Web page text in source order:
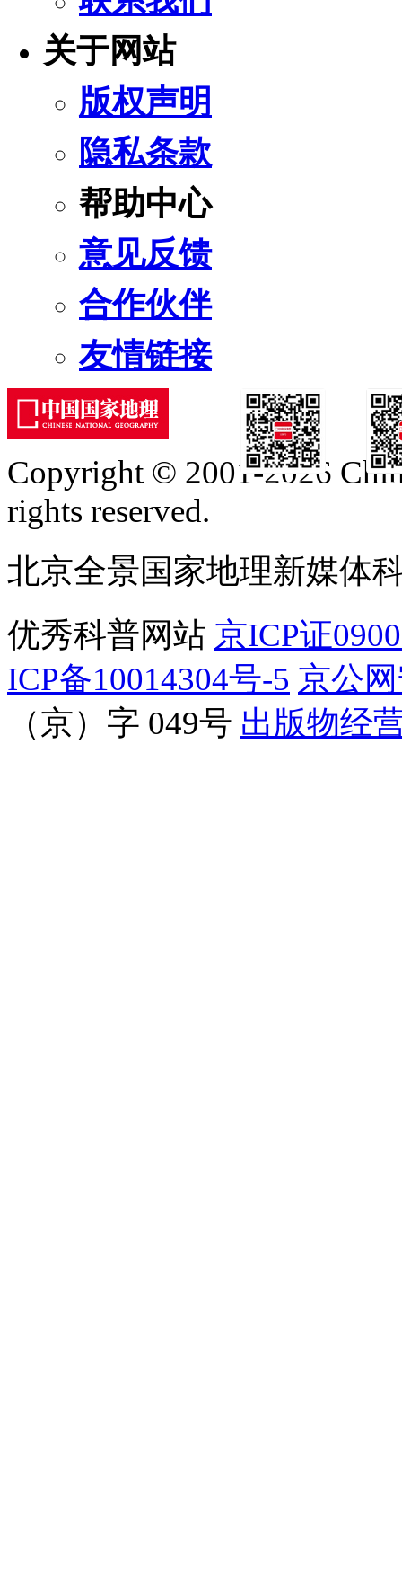
关于网站
版权声明
隐私条款
帮助中心
意见反馈
合作伙伴
友情链接
订阅号
Copyright © 2001-2026
rights reserved.
北京全景国家地理新媒体
优秀科普网站 京ICP证
ICP备10014304号-5 京公
（京）字 049号 出版物经